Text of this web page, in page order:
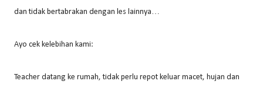
dan tidak bertabrakan dengan les lainnya…
Ayo cek kelebihan kami:
Teacher datang ke rumah, tidak perlu repot keluar macet, hujan dan